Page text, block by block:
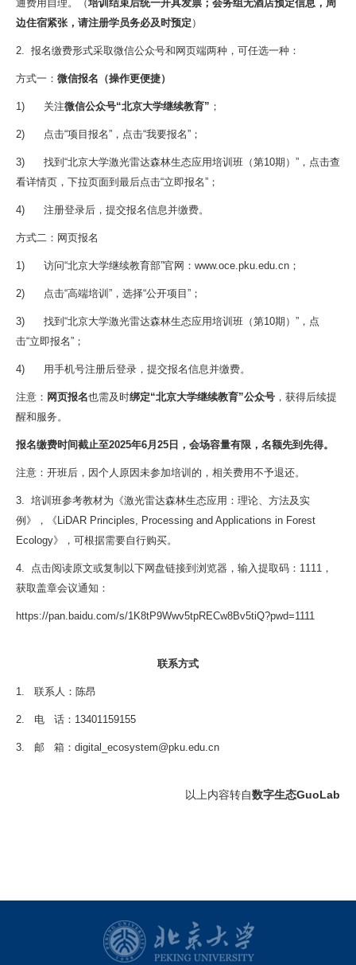
通费用自理。（培训结束后统一开具发票；会务组无酒店预定信息，周
边住宿紧张，请注册学员务必及时预定 ）
2. 报名缴费形式采取微信公众号和网页端两种，可任选一种：
方式一： 微信报名（操作更便捷）
1) 关注微信公众号“北京大学继续教育” ；
2) 点击“项目报名”，点击“我要报名”；
3) 找到“北京大学激光雷达森林生态应用培训班（第10期）”，点击查
看详情页，下拉页面到最后点击“立即报名”；
4) 注册登录后，提交报名信息并缴费。
方式二：网页报名
1) 访问“北京大学继续教育部”官网：www.oce.pku.edu.cn；
2) 点击“高端培训”，选择“公开项目”；
3) 找到“北京大学激光雷达森林生态应用培训班（第10期）”，点
击“立即报名”；
4) 用手机号注册后登录，提交报名信息并缴费。
注意： 网页报名也需及时绑定“北京大学继续教育”公众号 ，获得后续提
醒和服务。
报名缴费时间截止至2025年6月25日，会场容量有限，名额先到先得。
注意：开班后，因个人原因未参加培训的，相关费用不予退还。
3. 培训班参考教材为《激光雷达森林生态应用：理论、方法及实
例》，《LiDAR Principles, Processing and Applications in Forest
Ecology》，可根据需要自行购买。
4. 点击阅读原文或复制以下网盘链接到浏览器，输入 提取码： 1111，
获取盖章会议通知：
https://pan.baidu.com/s/1K8tP9Wwv5tpRECw8Bv5tiQ?pwd=1111
联系方式
1. 联系人：陈昂
2. 电 话：13401159155
3. 邮 箱：digital_ecosystem@pku.edu.cn
以上内容转自数字生态GuoLab